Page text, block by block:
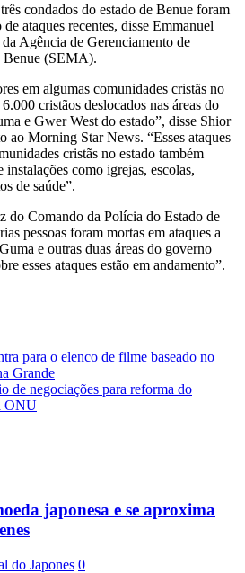
condados do estado de Benue foram
ataques recentes, disse Emmanuel
Agência de Gerenciamento de
Benue (SEMA).
em algumas comunidades cristãs no
cristãos deslocados nas áreas do
e Gwer West do estado”, disse Shior
ao Morning Star News. “Esses ataques
cristãs no estado também
instalações como igrejas, escolas,
de saúde”.
do Comando da Polícia do Estado de
pessoas foram mortas em ataques a
e outras duas áreas do governo
esses ataques estão em andamento”.
para o elenco de filme baseado no
Grande
de negociações para reforma do
ONU
japonesa e se aproxima
do Japones 0